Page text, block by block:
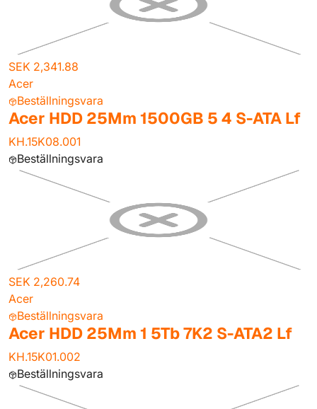
SEK 2,341.88
Acer
Beställningsvara
Acer HDD 25Mm 1500GB 5 4 S-ATA Lf
KH.15K08.001
Beställningsvara
SEK 2,260.74
Acer
Beställningsvara
Acer HDD 25Mm 1 5Tb 7K2 S-ATA2 Lf
KH.15K01.002
Beställningsvara